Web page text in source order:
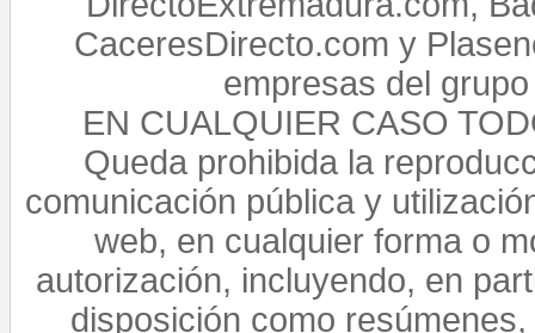
CaceresDirecto.com y
empresas del
EN CUALQUIER CASO
Queda prohibida la
comunicación pública y
web, en cualquier forma o
autorización, incluyendo, en
disposición como